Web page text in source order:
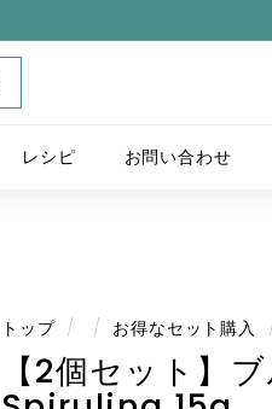
レシピ お問い合わせ
トップ / / お得なセット購入
【2個セット】